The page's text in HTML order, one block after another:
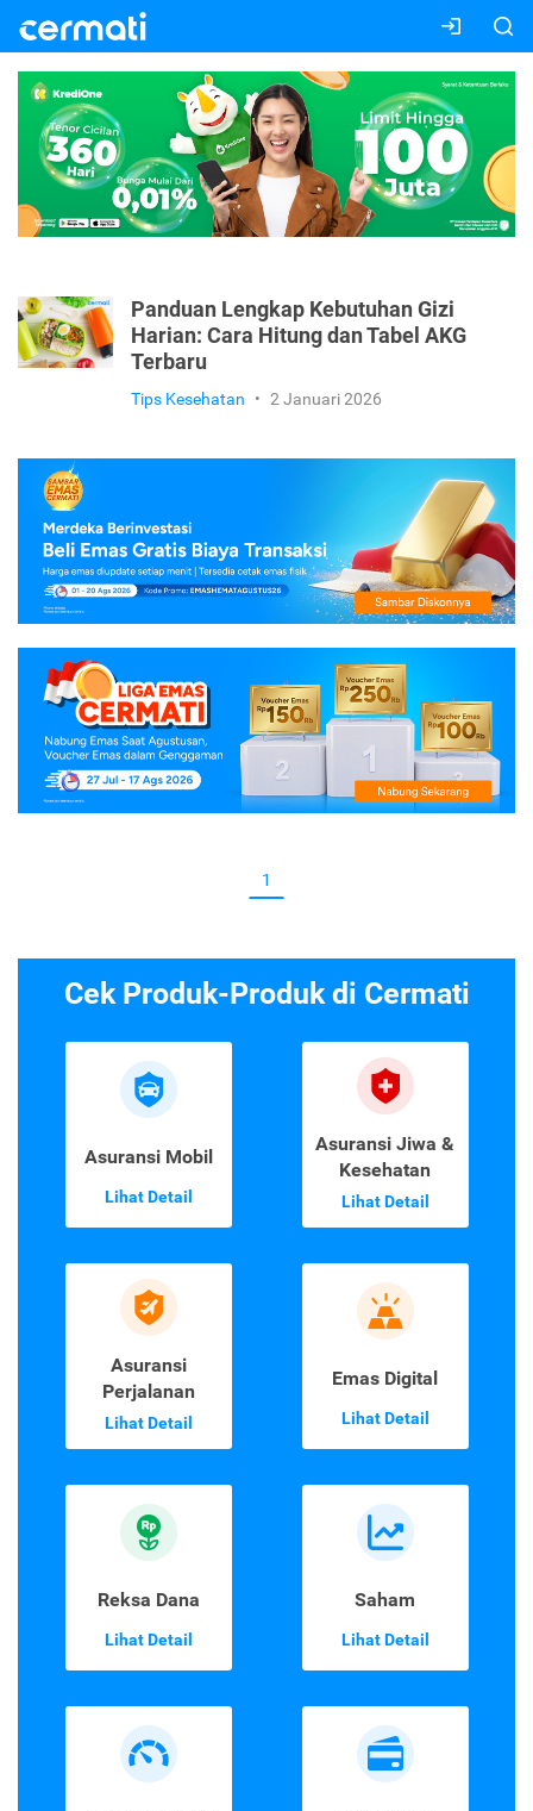
Panduan Lengkap Kebutuhan Gizi
Harian: Cara Hitung dan Tabel AKG
Terbaru
Tips Kesehatan • 2 Januari 2026
1
Cek Produk-Produk di Cermati
Asuransi Mobil
Lihat Detail
Asuransi Jiwa &
Kesehatan
Lihat Detail
Asuransi
Perjalanan
Lihat Detail
Emas Digital
Lihat Detail
Reksa Dana
Lihat Detail
Saham
Lihat Detail